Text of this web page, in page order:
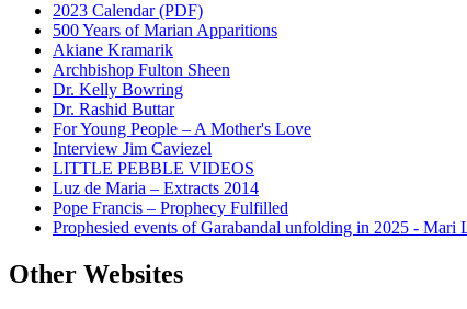
2023 Calendar (PDF)
500 Years of Marian Apparitions
Akiane Kramarik
Archbishop Fulton Sheen
Dr. Kelly Bowring
Dr. Rashid Buttar
For Young People – A Mother's Love
Interview Jim Caviezel
LITTLE PEBBLE VIDEOS
Luz de Maria – Extracts 2014
Pope Francis – Prophecy Fulfilled
Prophesied events of Garabandal unfolding in 2025 - Mari
Other Websites